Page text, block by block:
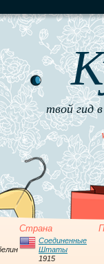
твой гид
Страна
Соединенные
Штаты
1915